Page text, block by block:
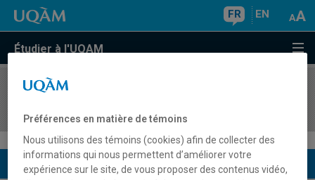
FR EN
Étudier à l'UQAM
COURS//
Description du cours
Préférences en matière de témoins
Nous utilisons des témoins (cookies) afin de collecter des
informations qui nous permettent d’améliorer votre
expérience sur le site, de vous proposer des contenus vidéo,